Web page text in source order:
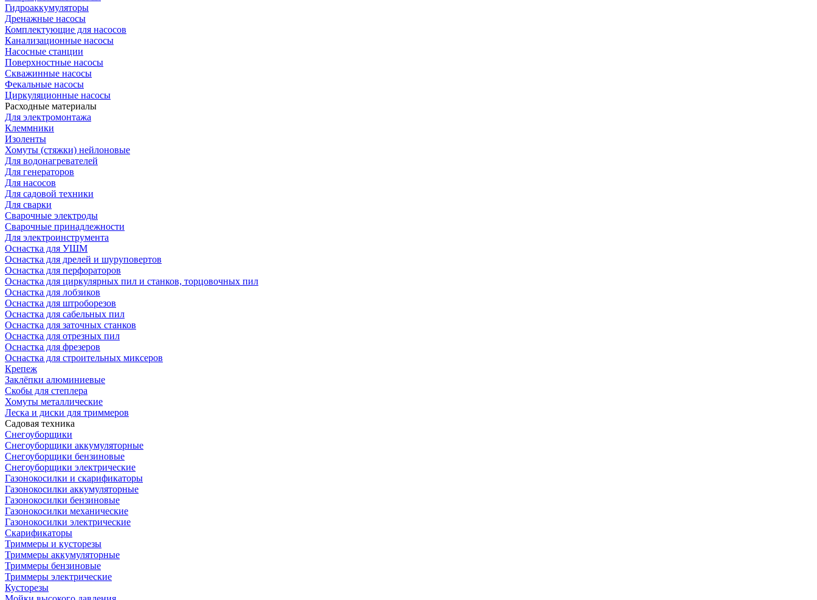
Гидроаккумуляторы
Дренажные насосы
Комплектующие для насосов
Канализационные насосы
Насосные станции
Поверхностные насосы
Скважинные насосы
Фекальные насосы
Циркуляционные насосы
Расходные материалы
Для электромонтажа
Клеммники
Изоленты
Хомуты (стяжки) нейлоновые
Для водонагревателей
Для генераторов
Для насосов
Для садовой техники
Для сварки
Сварочные электроды
Сварочные принадлежности
Для электроинструмента
Оснастка для УШМ
Оснастка для дрелей и шуруповертов
Оснастка для перфораторов
Оснастка для циркулярных пил и станков, торцовочных пил
Оснастка для лобзиков
Оснастка для штроборезов
Оснастка для сабельных пил
Оснастка для заточных станков
Оснастка для отрезных пил
Оснастка для фрезеров
Оснастка для строительных миксеров
Крепеж
Заклёпки алюминиевые
Скобы для степлера
Хомуты металлические
Леска и диски для триммеров
Садовая техника
Снегоуборщики
Снегоуборщики аккумуляторные
Снегоуборщики бензиновые
Снегоуборщики электрические
Газонокосилки и скарификаторы
Газонокосилки аккумуляторные
Газонокосилки бензиновые
Газонокосилки механические
Газонокосилки электрические
Скарификаторы
Триммеры и кусторезы
Триммеры аккумуляторные
Триммеры бензиновые
Триммеры электрические
Кусторезы